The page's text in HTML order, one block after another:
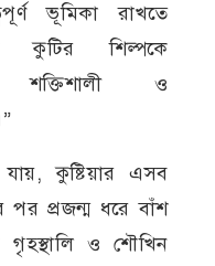
ভূমিকা রাখতে
কুটির শিল্পকে
শক্তিশালী ও
কুষ্টিয়ার এসব
পর প্রজন্ম ধরে বাঁশ
গৃহস্থালি ও শৌখিন